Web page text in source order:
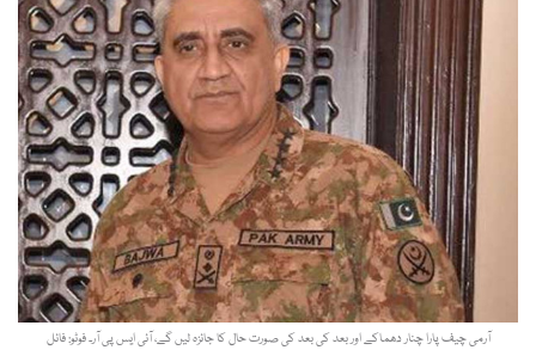
آرمی چیف پارا چنار دھماکے اور بعد کی بعد کی صورت حال کا جائزہ لیں گے، آئی ایس پی آر۔ فوٹو: فائل